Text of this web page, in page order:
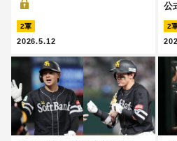
2軍
2026.5.12
公
2